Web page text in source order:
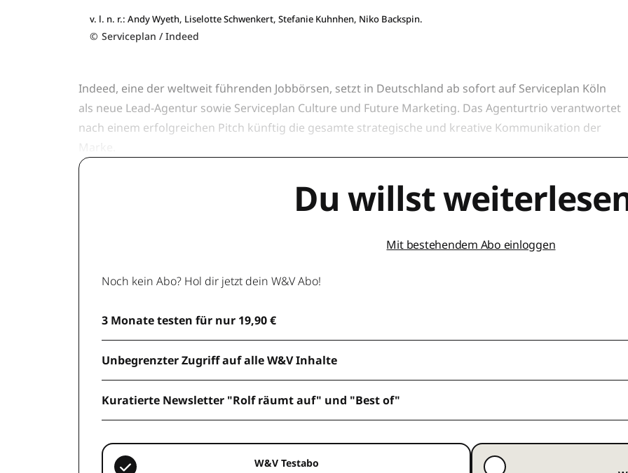
v. l. n. r.: Andy Wyeth, Liselotte Schwenkert, Stefanie Kuhnhen, Niko Backspin.
© Serviceplan / Indeed
Indeed, eine der weltweit führenden Jobbörsen, setzt in Deutschland ab sofort auf Serviceplan Köln
als neue Lead-Agentur sowie Serviceplan Culture und Future Marketing. Das Agenturtrio verantwortet
nach einem erfolgreichen Pitch künftig die gesamte strategische und kreative Kommunikation der
Du willst
Mit bestehendem Abo einloggen
Noch kein Abo? Hol dir jetzt dein W&V Abo!
3 Monate testen für nur 19,90 €
Unbegrenzter Zugriff auf alle W&V Inhalte
Kuratierte Newsletter "Rolf räumt auf" und "Best of"
W&V Testabo